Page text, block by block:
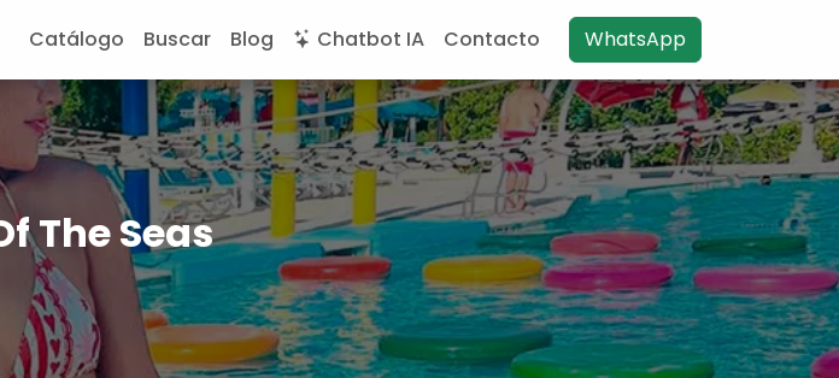
Catálogo Buscar Blog Chatbot IA Contacto WhatsApp
The Seas